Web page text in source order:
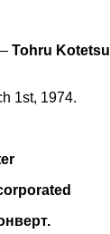
–Tohru Kotetsu
1st, 1974.